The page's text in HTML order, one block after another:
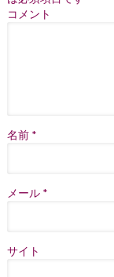
コメント
名前 *
メール *
サイト